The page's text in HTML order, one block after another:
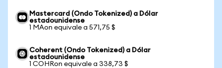
Mastercard (Ondo Tokenized) a Dólar
estadounidense
1 MAon equivale a 571,75 $
Coherent (Ondo Tokenized) a Dólar
estadounidense
1 COHRon equivale a 338,73 $